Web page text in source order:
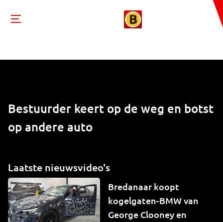
Bestuurder keert op de weg en botst
op andere auto
Laatste nieuwsvideo's
Bredanaar koopt
kogelgaten-BMW van
George Clooney en